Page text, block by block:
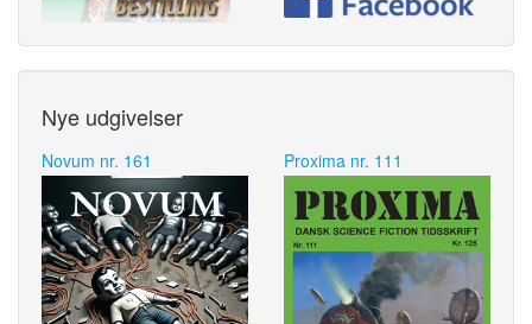
Nye udgivelser
Novum nr. 161 Proxima nr. 111